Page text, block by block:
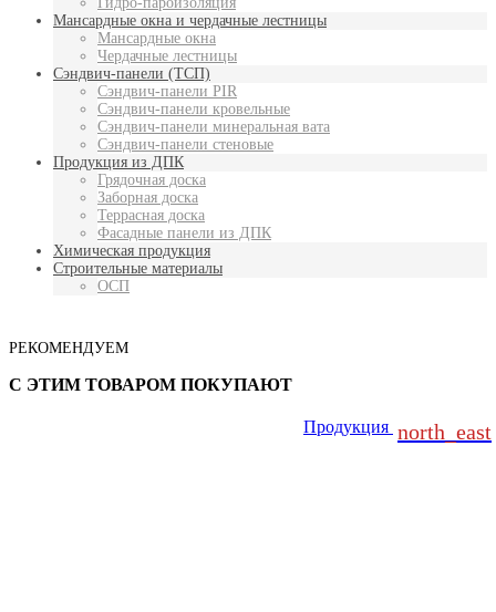
Мансардные окна и чердачные лестницы
Мансардные окна
Чердачные лестницы
Сэндвич-панели (ТСП)
Сэндвич-панели PIR
Сэндвич-панели кровельные
Сэндвич-панели минеральная вата
Сэндвич-панели стеновые
Продукция из ДПК
Грядочная доска
Заборная доска
Террасная доска
Фасадные панели из ДПК
Химическая продукция
Строительные материалы
ОСП
РЕКОМЕНДУЕМ
С ЭТИМ ТОВАРОМ ПОКУПАЮТ
Продукция north_east